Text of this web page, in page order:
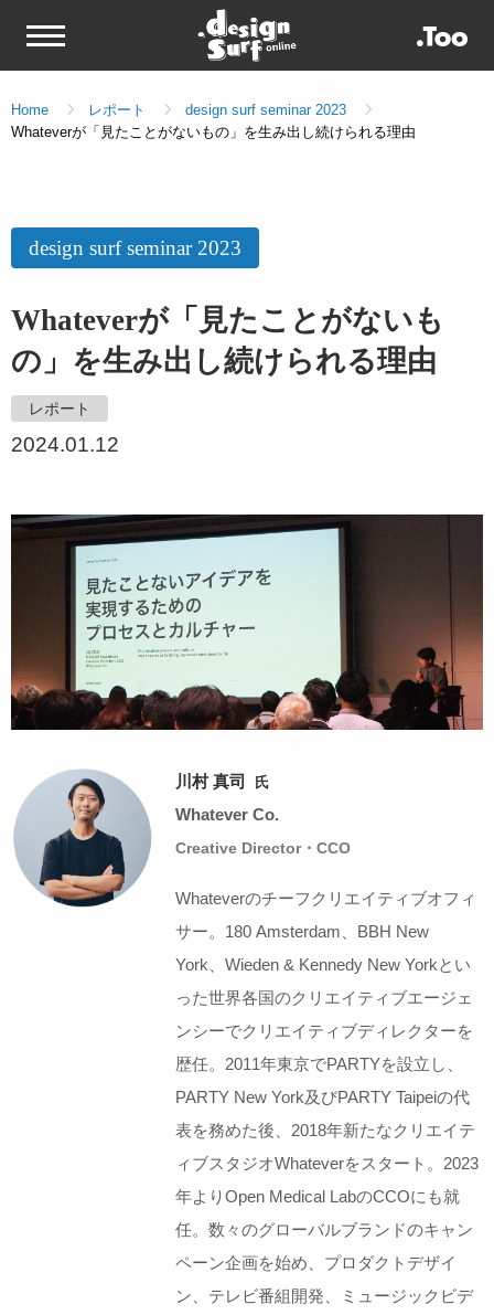
Home レポート
design surf seminar 2023
Whateverが「見たことがないもの」を生み出し続けられる理由
design surf seminar 2023
Whateverが「見たことがないも
の」を生み出し続けられる理由
レポート
2024.01.12
川村 真司 氏
Whatever Co.
Creative Director・CCO
Whateverのチーフクリエイティブオフィ
サー。180 Amsterdam、BBH New
York、Wieden & Kennedy New Yorkとい
った世界各国のクリエイティブエージェ
ンシーでクリエイティブディレクターを
歴任。2011年東京でPARTYを設立し、
PARTY New York及びPARTY Taipeiの代
表を務めた後、2018年新たなクリエイテ
ィブスタジオWhateverをスタート。2023
年よりOpen Medical LabのCCOにも就
任。数々のグローバルブランドのキャン
ペーン企画を始め、プロダクトデザイ
ン、テレビ番組開発、ミュージックビデ